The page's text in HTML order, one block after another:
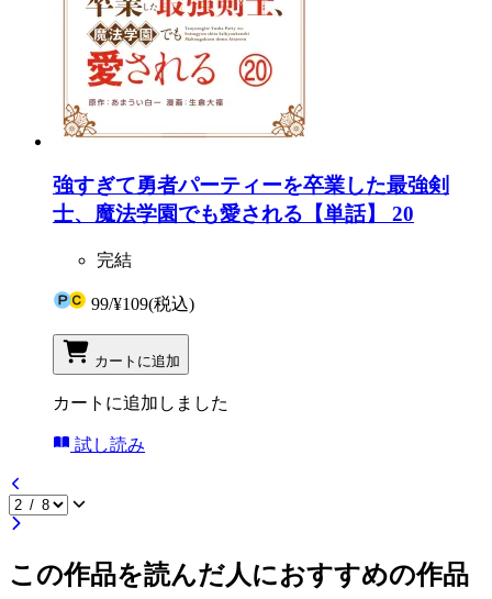
強すぎて勇者パーティーを卒業した最強剣
士、魔法学園でも愛される【単話】 20
完結
99/¥109(税込)
カートに追加
カートに追加しました
試し読み
この作品を読んだ人におすすめの作品